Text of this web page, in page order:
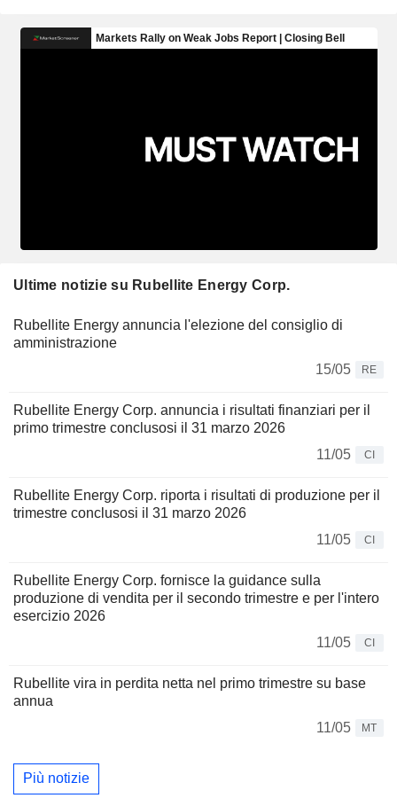
Ultime notizie su Rubellite Energy Corp.
Rubellite Energy annuncia l'elezione del consiglio di
amministrazione
15/05
RE
Rubellite Energy Corp. annuncia i risultati finanziari per il
primo trimestre conclusosi il 31 marzo 2026
11/05
CI
Rubellite Energy Corp. riporta i risultati di produzione per il
trimestre conclusosi il 31 marzo 2026
11/05
CI
Rubellite Energy Corp. fornisce la guidance sulla
produzione di vendita per il secondo trimestre e per l'intero
esercizio 2026
11/05
CI
Rubellite vira in perdita netta nel primo trimestre su base
annua
11/05
MT
Più notizie